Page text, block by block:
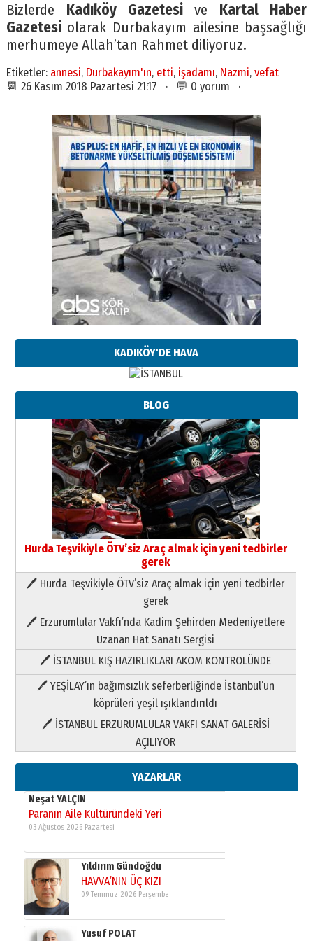
Bizlerde Kadıköy Gazetesive Kartal Haber
Gazetesiolarak Durbakayım ailesine başsağlığı
merhumeye Allah’tan Rahmet diliyoruz.
Etiketler: annesi, Durbakayım'ın, etti, işadamı, Nazmi, vefat
📆 26 Kasım 2018 Pazartesi 21:17 · 💬 0 yorum ·
KADIKÖY'DE HAVA
BLOG
Hurda Teşvikiyle ÖTV’siz Araç almak için yeni tedbirler
gerek
🖊 Hurda Teşvikiyle ÖTV’siz Araç almak için yeni tedbirler
gerek
🖊 Erzurumlular Vakfı’nda Kadim Şehirden Medeniyetlere
Uzanan Hat Sanatı Sergisi
🖊 İSTANBUL KIŞ HAZIRLIKLARI AKOM KONTROLÜNDE
🖊 YEŞİLAY’ın bağımsızlık seferberliğinde İstanbul’un
köprüleri yeşil ışıklandırıldı
🖊 İSTANBUL ERZURUMLULAR VAKFI SANAT GALERİSİ
AÇILIYOR
YAZARLAR
Paranın Aile Kültüründeki Yeri
03 Ağustos 2026 Pazartesi
Yıldırım Gündoğdu
HAVVA’NIN ÜÇ KIZI
09 Temmuz 2026 Perşembe
Yusuf POLAT
Şampiyonluk Sebahattin Şirin’e
yazar
11 Mayıs 2026 Pazartesi
Neşat YALÇIN
Paranın Aile Kültüründeki Yeri
03 Ağustos 2026 Pazartesi
Yıldırım Gündoğdu
HAVVA’NIN ÜÇ KIZI
09 Temmuz 2026 Perşembe
Yusuf POLAT